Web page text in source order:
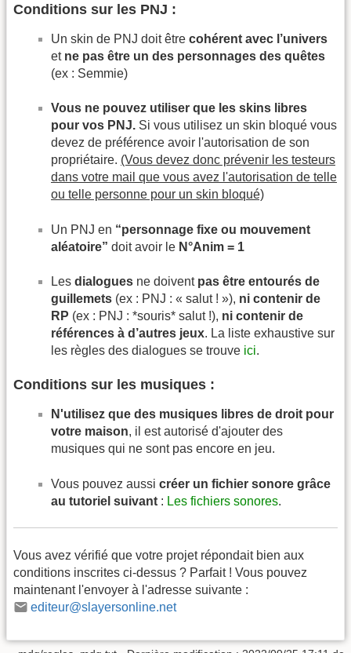
Conditions sur les PNJ :
Un skin de PNJ doit être cohérent avec l’univers
et ne pas être un des personnages des quêtes
(ex : Semmie)
Vous ne pouvez utiliser que les skins libres
pour vos PNJ. Si vous utilisez un skin bloqué vous
devez de préférence avoir l'autorisation de son
propriétaire. (Vous devez donc prévenir les testeurs
dans votre mail que vous avez l'autorisation de telle
ou telle personne pour un skin bloqué)
Un PNJ en “personnage fixe ou mouvement
aléatoire” doit avoir le N°Anim = 1
Les dialogues ne doivent pas être entourés de
guillemets (ex : PNJ : « salut ! »), ni contenir de
RP (ex : PNJ : *souris* salut !), ni contenir de
références à d’autres jeux. La liste exhaustive sur
les règles des dialogues se trouve ici.
Conditions sur les musiques :
N'utilisez que des musiques libres de droit pour
votre maison, il est autorisé d'ajouter des
musiques qui ne sont pas encore en jeu.
Vous pouvez aussi créer un fichier sonore grâce
au tutoriel suivant : Les fichiers sonores.
Vous avez vérifié que votre projet répondait bien aux
conditions inscrites ci-dessus ? Parfait ! Vous pouvez
maintenant l'envoyer à l'adresse suivante :
editeur@slayersonline.net